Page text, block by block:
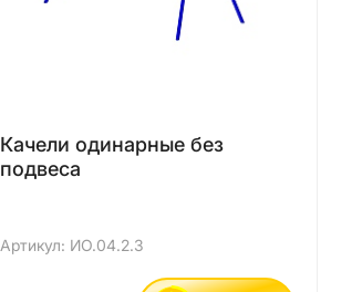
Качели одинарные без
подвеса
Артикул: ИО.04.2.3